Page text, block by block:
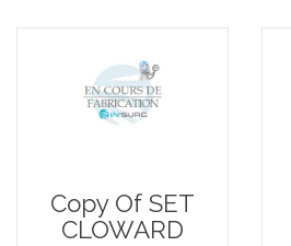
Copy Of SET
CLOWARD